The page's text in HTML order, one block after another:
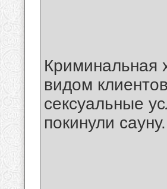
Криминальная
видом
сексуальные
покинули сауну.